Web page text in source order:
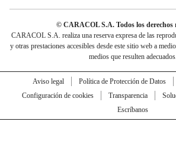
© CARACOL S.A. Todos los derechos
CARACOL S.A. realiza una reserva expresa de las
y otras prestaciones accesibles desde este sitio web a
medios que resulten adecuados.
Aviso legal Política de Protección de Datos
Configuración de cookies
Transparencia
Escríbanos